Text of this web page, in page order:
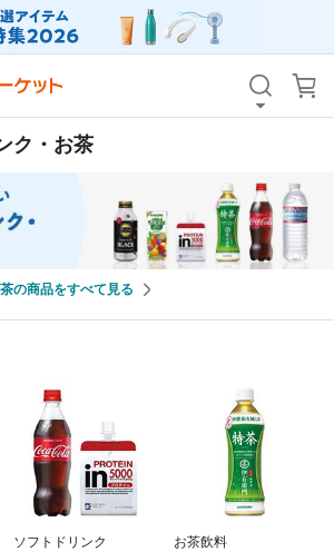
ク・お茶
の商品をすべて見る
ソフトドリンク お茶飲料
すべて
すべて
タイムセール
べて